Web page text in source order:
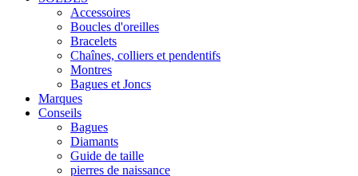
Accessoires
Boucles d'oreilles
Bracelets
Chaînes, colliers et pendentifs
Montres
Bagues et Joncs
Marques
Conseils
Bagues
Diamants
Guide de taille
pierres de naissance